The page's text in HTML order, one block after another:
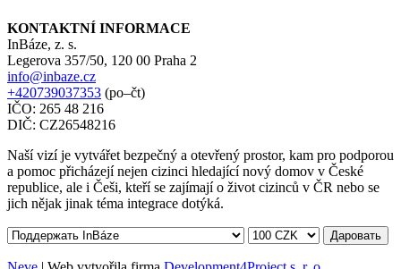
KONTAKTNÍ INFORMACE
InBáze, z. s.
Legerova 357/50, 120 00 Praha 2
info@inbaze.cz
+420739037353 (po–čt)
IČO: 265 48 216
DIČ: CZ26548216
Naší vizí je vytvářet bezpečný a otevřený prostor, kam pro podporou
a pomoc přicházejí nejen cizinci hledající nový domov v České
republice, ale i Češi, kteří se zajímají o život cizinců v ČR nebo se
jich nějak jinak téma integrace dotýká.
Даровать